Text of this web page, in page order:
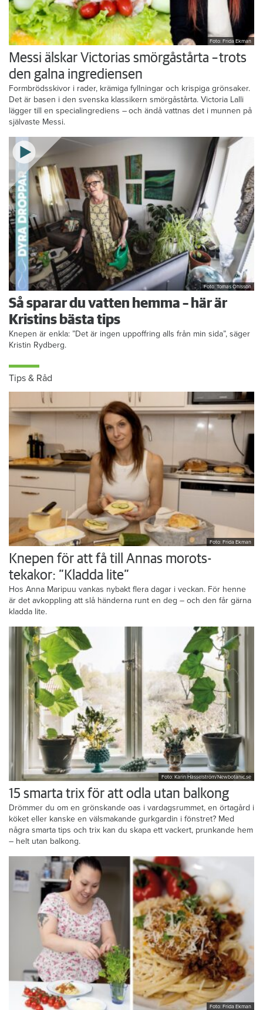
Foto: Frida Ekman
Messi älskar Victorias smörgåstårta – trots
den galna ingrediensen
Formbrödsskivor i rader, krämiga fyllningar och krispiga grönsaker.
Det är basen i den svenska klassikern smörgåstårta. Victoria Lalli
lägger till en specialingrediens – och ändå vattnas det i munnen på
självaste Messi.
Foto: Tomas Ohlsson
Så sparar du vatten hemma – här är
Kristins bästa tips
Knepen är enkla: ”Det är ingen uppoffring alls från min sida”, säger
Kristin Rydberg.
Tips & Råd
Foto: Frida Ekman
Knepen för att få till Annas morots-
tekakor: ”Kladda lite”
Hos Anna Maripuu vankas nybakt flera dagar i veckan. För henne
är det avkoppling att slå händerna runt en deg – och den får gärna
kladda lite.
Foto: Karin Hasselström/Newbotanic.se
15 smarta trix för att odla utan balkong
Drömmer du om en grönskande oas i vardagsrummet, en örtagård i
köket eller kanske en välsmakande gurkgardin i fönstret? Med
några smarta tips och trix kan du skapa ett vackert, prunkande hem
– helt utan balkong.
Foto: Frida Ekman